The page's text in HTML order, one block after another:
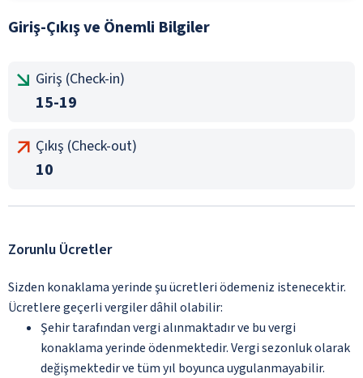
Giriş-Çıkış ve Önemli Bilgiler
Giriş (Check-in)
15-19
Çıkış (Check-out)
10
Zorunlu Ücretler
Sizden konaklama yerinde şu ücretleri ödemeniz istenecektir.
Ücretlere geçerli vergiler dâhil olabilir:
Şehir tarafından vergi alınmaktadır ve bu vergi
konaklama yerinde ödenmektedir. Vergi sezonluk olarak
değişmektedir ve tüm yıl boyunca uygulanmayabilir.